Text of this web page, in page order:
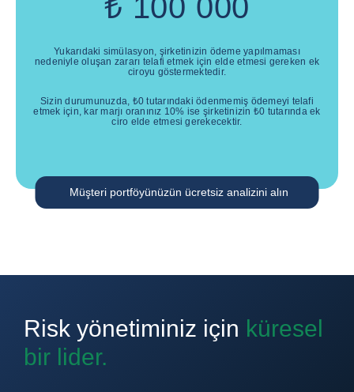
₺ 100 000
Yukarıdaki simülasyon, şirketinizin ödeme yapılmaması
nedeniyle oluşan zararı telafi etmek için elde etmesi gereken ek
ciroyu göstermektedir.
Sizin durumunuzda, ₺0 tutarındaki ödenmemiş ödemeyi telafi
etmek için, kar marjı oranınız 10% ise şirketinizin ₺0 tutarında ek
ciro elde etmesi gerekecektir.
Müşteri portföyünüzün ücretsiz analizini alın
Risk yönetiminiz için küresel
bir lider.